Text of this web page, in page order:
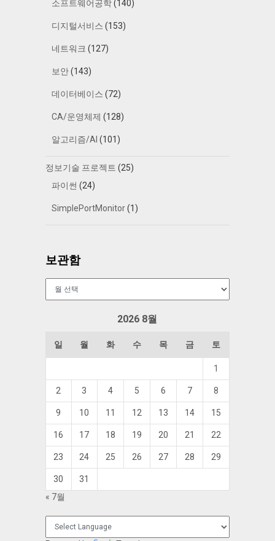
소프트웨어공학(140)
디지털서비스 (153)
네트워크 (127)
보안(143)
데이터베이스 (72)
CA/운영체제 (128)
알고리즘/AI (101)
정보기술 프로젝트 (25)
파이썬 (24)
SimplePortMonitor(1)
보관함
2026 8월
일 월 화 수 목 금 토
1
2 3 4 5 6 7 8
9 10 11 12 13 14 15
16 17 18 19 20 21 22
23 24 25 26 27 28 29
30
31
« 7월